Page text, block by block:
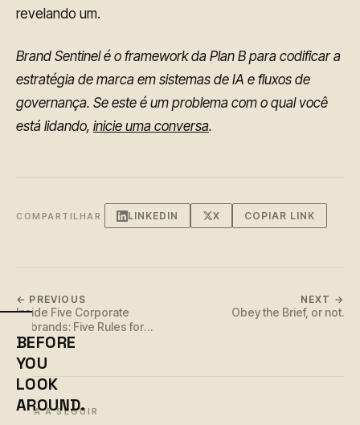
revelando um.
Brand Sentinel é o framework da Plan B para codificar a
estratégia de marca em sistemas de IA e fluxos de
governança. Se este é um problema com o qual você
está lidando, inicie uma conversa.
COMPARTILHAR LINKEDIN X COPIAR LINK
← PREVIOUS
Inside Five Corporate
Rebrands: Five Rules for
Making Brand Change Work
NEXT →
Obey the Brief, or not.
LEIA A SEGUIR
BEFORE
YOU
LOOK
AROUND.